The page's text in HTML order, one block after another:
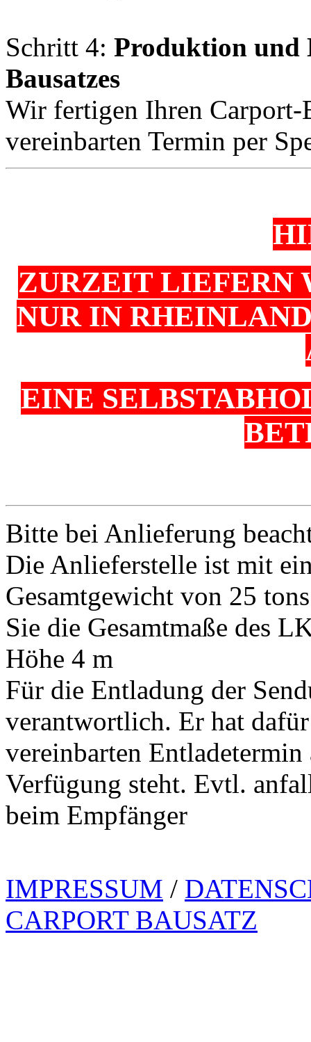
Schritt 4: Produktion und
Bausatzes
Wir fertigen Ihren Carport-
vereinbarten Termin per
ZURZEIT LIEFERN
NUR IN
EINE
Bitte bei Anlieferung
Die Anlieferstelle ist mit
Gesamtgewicht von 25
Sie die Gesamtmaße des
Höhe 4 m
Für die Entladung der
verantwortlich. Er hat
vereinbarten Entladetermin
Verfügung steht. Evtl.
beim Empfänger
IMPRESSUM /
CARPORT BAUSATZ